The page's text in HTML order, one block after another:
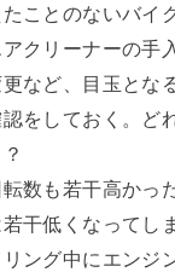
ことのないバイ
クリーナーの手
など、目玉とな
をしておく。ど
数も若干高かっ
干低くなってし
ング中にエンジ